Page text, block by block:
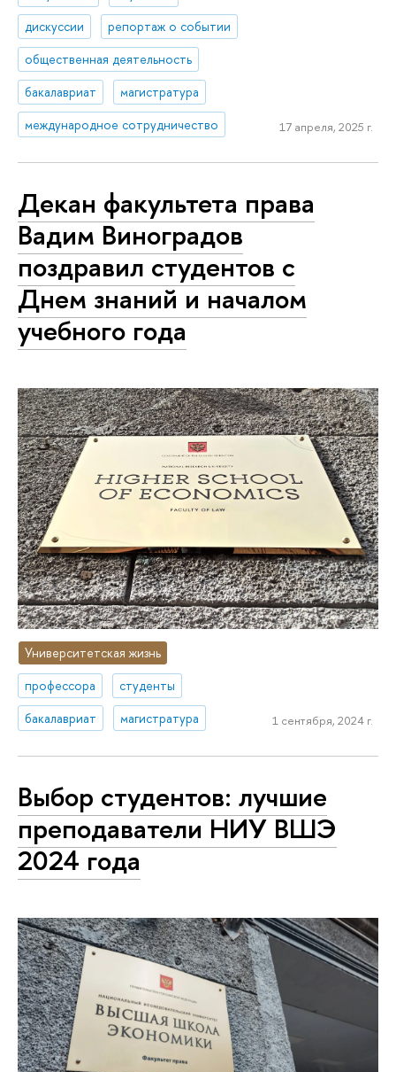
дискуссии
репортаж о событии
общественная деятельность
бакалавриат
магистратура
международное сотрудничество
17 апреля, 2025 г.
Декан факультета права
Вадим Виноградов
поздравил студентов с
Днем знаний и началом
учебного года
Университетская жизнь
профессора
студенты
бакалавриат
магистратура 1 сентября, 2024 г.
Выбор студентов: лучшие
преподаватели НИУ ВШЭ
2024 года